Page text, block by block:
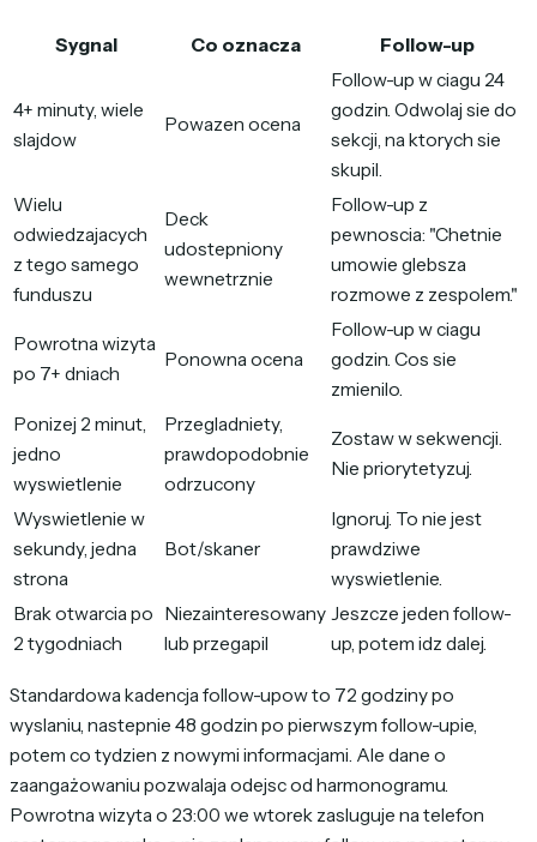
Sygnal Co oznacza Follow-up
4+ minuty, wiele
slajdow
Powazen ocena
Follow-up w ciagu 24
godzin. Odwolaj sie do
sekcji, na ktorych sie
skupil.
Wielu
odwiedzajacych
z tego samego
funduszu
Deck
udostepniony
wewnetrznie
Follow-up z
pewnoscia: "Chetnie
umowie glebsza
rozmowe z zespolem."
Powrotna wizyta
po 7+ dniach
Ponowna ocena
Follow-up w ciagu
godzin. Cos sie
zmienilo.
Ponizej 2 minut,
jedno
wyswietlenie
Przegladniety,
prawdopodobnie
odrzucony
Zostaw w sekwencji.
Nie priorytetyzuj.
Wyswietlenie w
sekundy, jedna
strona
Bot/skaner
Ignoruj. To nie jest
prawdziwe
wyswietlenie.
Brak otwarcia po
2 tygodniach
Niezainteresowany
lub przegapil
Jeszcze jeden follow-
up, potem idz dalej.
Standardowa kadencja follow-upow to 72 godziny po
wyslaniu, nastepnie 48 godzin po pierwszym follow-upie,
potem co tydzien z nowymi informacjami. Ale dane o
zaangażowaniu pozwalaja odejsc od harmonogramu.
Powrotna wizyta o 23:00 we wtorek zasluguje na telefon